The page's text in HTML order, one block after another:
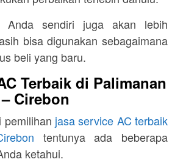
Anda sendiri juga akan lebih
bisa digunakan sebagaimana
beli yang baru.
Terbaik di Palimanan
– Cirebon
pemilihan jasa service AC terbaik
tentunya ada beberapa
ketahui.